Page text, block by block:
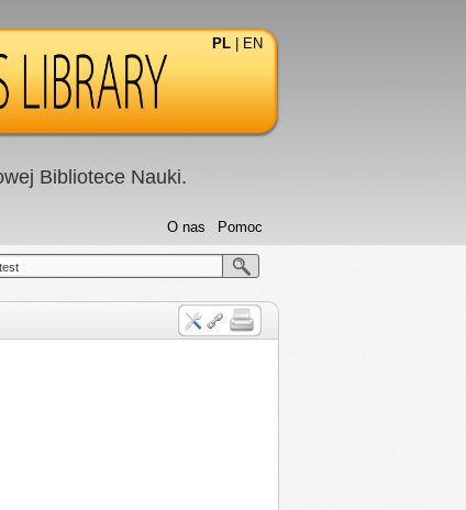
PL EN
Bibliotece Nauki.
Pomoc
O nas
test